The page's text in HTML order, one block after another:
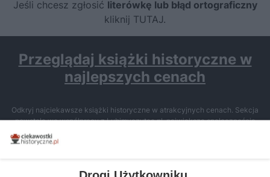
Jeśli chcesz zgłosić literówkę lub błąd ortograficzny
kliknij TUTAJ.
Przeglądaj książki historyczne w
najlepszych cenach
Odkryj najciekawsze książki historyczne w atrakcyjnych cenach. Sekcja
powstała we współpracy z Lubimyczytac.pl, największą społecznością
tytułów najwyżej ocenianych przez czytelników.